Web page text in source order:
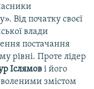
Від початку своєї
влади
постачання
рівні. Проте лідер
Іслямов і його
змістом